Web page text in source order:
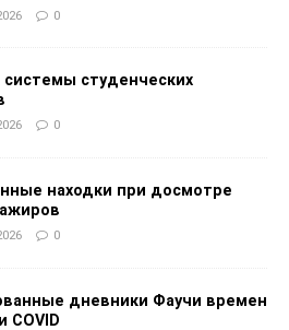
0
студенческих
0
находки при досмотре
0
дневники Фаучи времен
COVID